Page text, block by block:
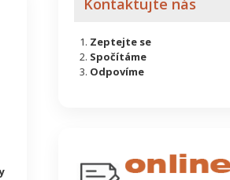
Kontaktujte nás
Zeptejte se
Spočítáme
Odpovíme